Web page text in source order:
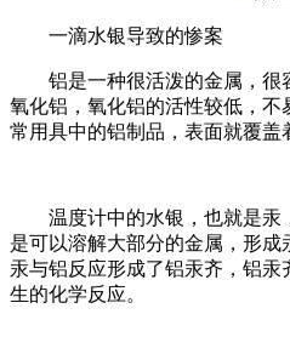
一滴水银导致的惨案
铝是一种很活泼的金属，
氧化铝，氧化铝的活性较低，不
常用具中的铝制品，表面就覆盖
温度计中的水银，也就是
是可以溶解大部分的金属，形
汞与铝反应形成了铝汞齐，铝
生的化学反应。